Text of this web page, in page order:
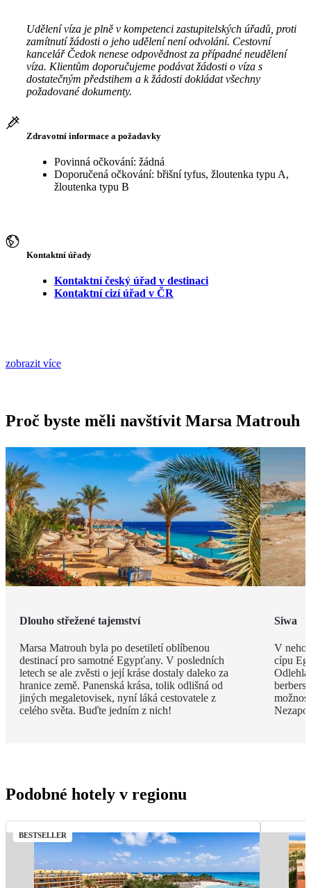
Udělení víza je plně v kompetenci zastupitelských úřadů, proti
zamítnutí žádosti o jeho udělení není odvolání. Cestovní
kancelář Čedok nenese odpovědnost za případné neudělení
víza. Klientům doporučujeme podávat žádosti o víza s
dostatečným předstihem a k žádosti dokládat všechny
požadované dokumenty.
Zdravotní informace a požadavky
Povinná očkování: žádná
Doporučená očkování: břišní tyfus, žloutenka typu A,
žloutenka typu B
Kontaktní úřady
Kontaktní český úřad v destinaci
Kontaktní cizí úřad v ČR
zobrazit více
Proč byste měli navštívit Marsa Matrouh
Dlouho střežené tajemství
Marsa Matrouh byla po desetiletí oblíbenou
destinací pro samotné Egypťany. V posledních
letech se ale zvěsti o její kráse dostaly daleko za
hranice země. Panenská krása, tolik odlišná od
jiných megaletovisek, nyní láká cestovatele z
celého světa. Buďte jedním z nich!
Siwa
V
cípu
Odlehlá
Podobné hotely v regionu
BESTSELLER